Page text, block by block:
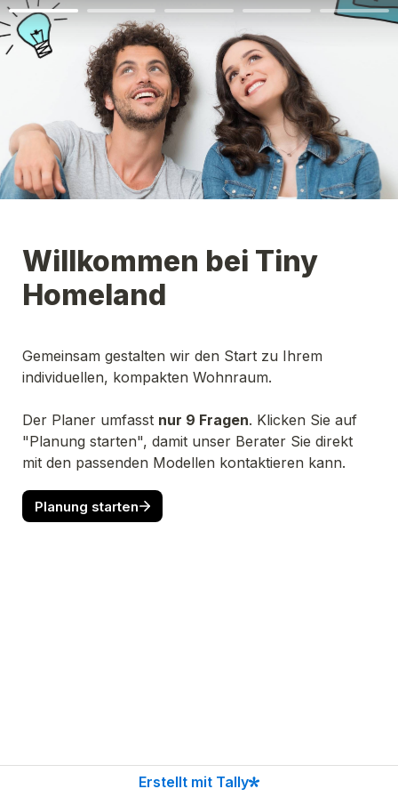
Willkommen bei Tiny
Homeland
Gemeinsam gestalten wir den Start zu Ihrem
individuellen, kompakten Wohnraum.
Der Planer umfasst nur 9 Fragen. Klicken Sie auf
"Planung starten", damit unser Berater Sie direkt
Planung starten
Erstellt mit Tally